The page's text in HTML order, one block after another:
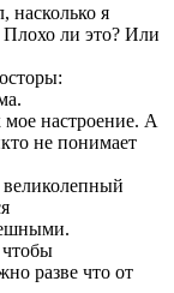
насколько я
Плохо ли это? Или
настроение. А
не понимает
чтобы
разве что от